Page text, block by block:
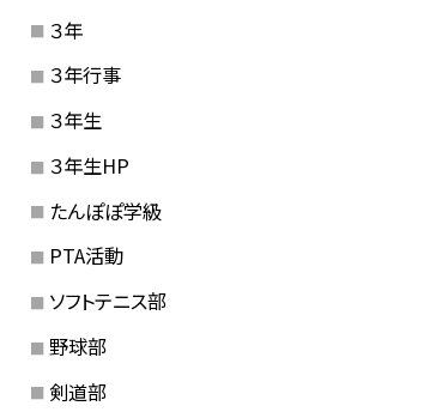
３年
３年行事
３年生
３年生HP
たんぽぽ学級
PTA活動
ソフトテニス部
野球部
剣道部